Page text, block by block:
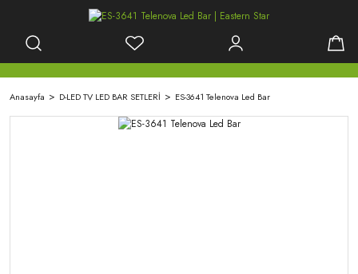
Anasayfa D-LED TV LED BAR SETLERİ ES-3641 Telenova Led Bar